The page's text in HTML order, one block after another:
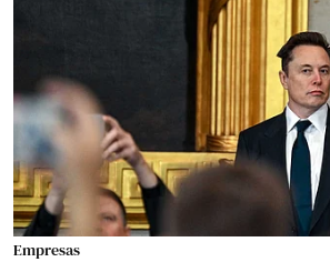
Empresas